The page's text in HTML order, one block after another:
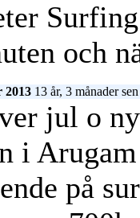
och
2013 13 år, 3 månader sen
jul o
i
på